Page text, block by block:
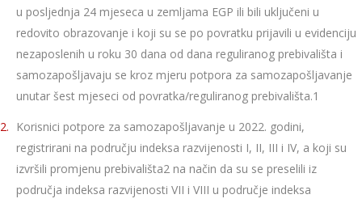
u posljednja 24 mjeseca u zemljama EGP ili bili uključeni u
redovito obrazovanje i koji su se po povratku prijavili u evidenciju
nezaposlenih u roku 30 dana od dana reguliranog prebivališta i
samozapošljavaju se kroz mjeru potpora za samozapošljavanje
unutar šest mjeseci od povratka/reguliranog prebivališta.1
Korisnici potpore za samozapošljavanje u 2022. godini,
registrirani na području indeksa razvijenosti I, II, III i IV, a koji su
izvršili promjenu prebivališta2 na način da su se preselili iz
područja indeksa razvijenosti VII i VIII u područje indeksa